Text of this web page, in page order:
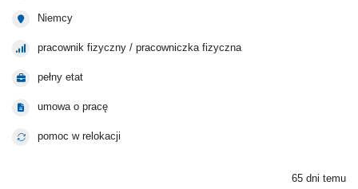
Niemcy
pracownik fizyczny / pracowniczka fizyczna
pełny etat
umowa o pracę
pomoc w relokacji
65 dni temu